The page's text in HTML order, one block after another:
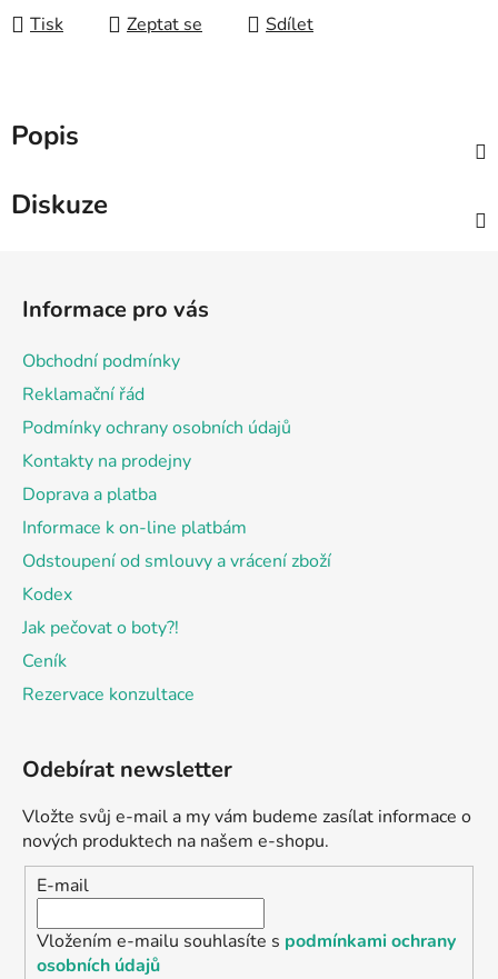
Tisk Zeptat se Sdílet
Popis
Diskuze
Informace pro vás
Obchodní podmínky
Reklamační řád
Podmínky ochrany osobních údajů
Kontakty na prodejny
Doprava a platba
Informace k on-line platbám
Odstoupení od smlouvy a vrácení zboží
Kodex
Jak pečovat o boty?!
Ceník
Rezervace konzultace
Odebírat newsletter
Vložte svůj e-mail a my vám budeme zasílat informace o
nových produktech na našem e-shopu.
E-mail
Vložením e-mailu souhlasíte s podmínkami ochrany
osobních údajů